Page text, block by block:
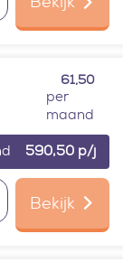
61,50
per
maand
590,50 p/j
Bekijk